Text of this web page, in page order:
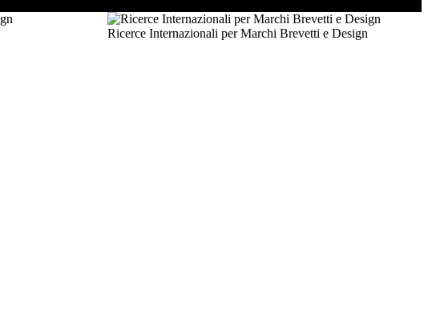
Ricerce Internazionali per Marchi Brevetti e Design